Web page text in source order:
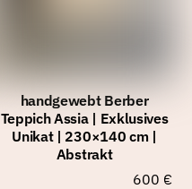
handgewebt Berber
Teppich Assia | Exklusives
Unikat | 230×140 cm |
Abstrakt
600 €